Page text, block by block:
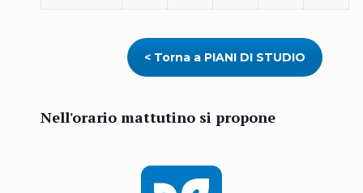
< Torna a PIANI DI STUDIO
Nell'orario mattutino si propone